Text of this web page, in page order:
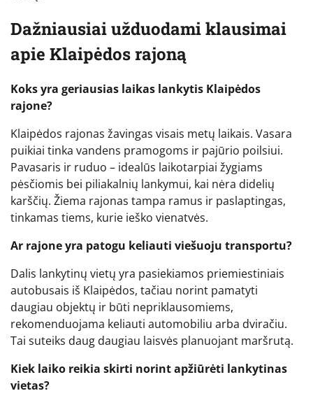
Dažniausiai užduodami klausimai
apie Klaipėdos rajoną
Koks yra geriausias laikas lankytis Klaipėdos
rajone?
Klaipėdos rajonas žavingas visais metų laikais. Vasara
puikiai tinka vandens pramogoms ir pajūrio poilsiui.
Pavasaris ir ruduo – idealūs laikotarpiai žygiams
pėsčiomis bei piliakalnių lankymui, kai nėra didelių
karščių. Žiema rajonas tampa ramus ir paslaptingas,
tinkamas tiems, kurie ieško vienatvės.
Ar rajone yra patogu keliauti viešuoju transportu?
Dalis lankytinų vietų yra pasiekiamos priemiestiniais
autobusais iš Klaipėdos, tačiau norint pamatyti
daugiau objektų ir būti nepriklausomiems,
rekomenduojama keliauti automobiliu arba dviračiu.
Tai suteiks daug daugiau laisvės planuojant maršrutą.
Kiek laiko reikia skirti norint apžiūrėti lankytinas
vietas?